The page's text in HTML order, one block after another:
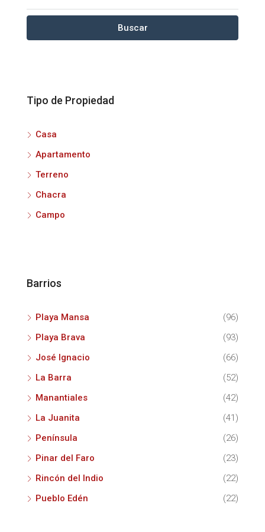
Buscar
Tipo de Propiedad
Casa
Apartamento
Terreno
Chacra
Campo
Barrios
Playa Mansa
(96)
Playa Brava
(93)
José Ignacio
(66)
La Barra
(52)
Manantiales
(42)
La Juanita
(41)
Península
(26)
Pinar del Faro
(23)
Rincón del Indio
(22)
Pueblo Edén
(22)